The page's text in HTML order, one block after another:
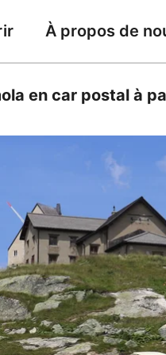
À propos de
en car postal à